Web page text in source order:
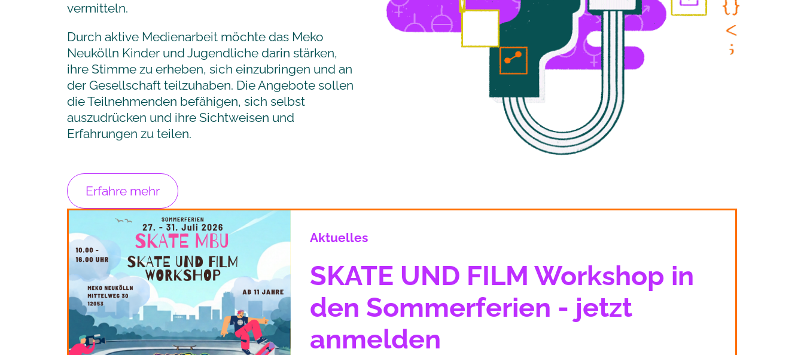
vermitteln.
Durch aktive Medienarbeit möchte das Meko
Neukölln Kinder und Jugendliche darin stärken,
ihre Stimme zu erheben, sich einzubringen und an
der Gesellschaft teilzuhaben. Die Angebote sollen
die Teilnehmenden befähigen, sich selbst
auszudrücken und ihre Sichtweisen und
Erfahrungen zu teilen.
Erfahre mehr
Aktuelles
SKATE UND FILM Workshop in
den Sommerferien - jetzt
anmelden